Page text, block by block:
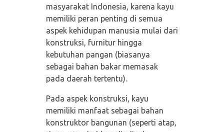
masyarakat Indonesia, karena kayu
memiliki peran penting di semua
aspek kehidupan manusia mulai dari
konstruksi, furnitur hingga
kebutuhan pangan (biasanya
sebagai bahan bakar memasak
pada daerah tertentu).
Pada aspek konstruksi, kayu
memiliki manfaat sebagai bahan
konstruktor bangunan (seperti atap,